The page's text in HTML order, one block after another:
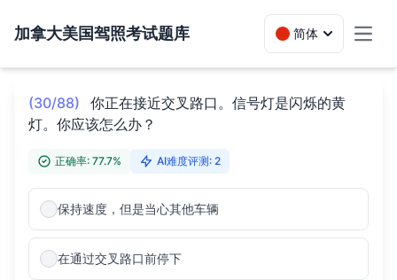
加拿大美国驾照考试题库 简体
(30/88)
你正在接近交叉路口。信号灯是闪烁的黄
灯。你应该怎么办？
正确率: 77.7% AI难度评测: 2
保持速度，但是当心其他车辆
在通过交叉路口前停下